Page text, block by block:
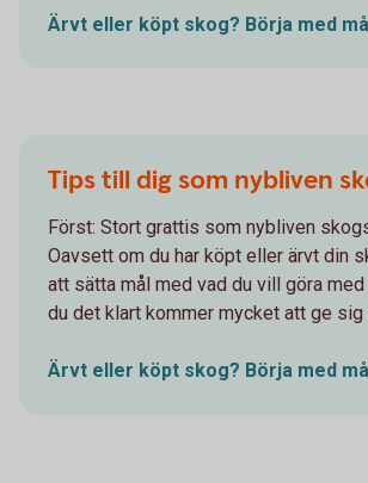
Ärvt eller köpt skog? Börja med
Tips till dig som nybliven
Först: Stort grattis som nybliven
Oavsett om du har köpt eller ärvt din
att sätta mål med vad du vill göra
du det klart kommer mycket att ge sig
Ärvt eller köpt skog? Börja med